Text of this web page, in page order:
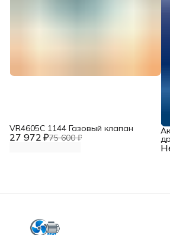
27 972 ₽75 600 ₽
VR4605С 1144 Газовый клапан